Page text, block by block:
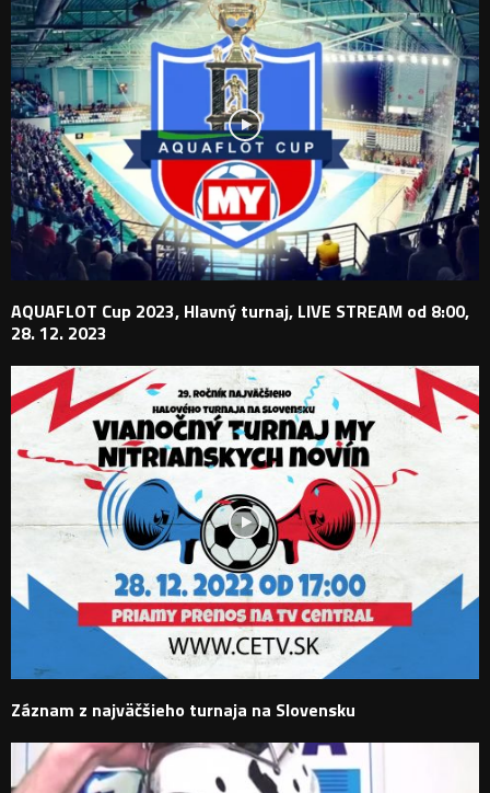
AQUAFLOT Cup 2023, Hlavný turnaj, LIVE STREAM od 8:00,
28. 12. 2023
Záznam z najväčšieho turnaja na Slovensku